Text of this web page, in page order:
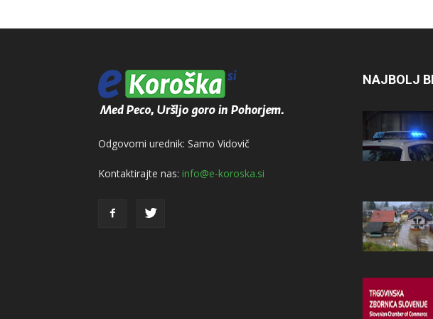
Odgovorni urednik: Samo Vidovič
Kontaktirajte nas: info@e-koroska.si
NAJBOLJ